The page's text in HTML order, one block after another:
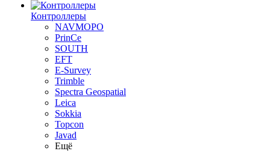
Контроллеры
NAVMOPO
PrinCe
SOUTH
EFT
E-Survey
Trimble
Spectra Geospatial
Leica
Sokkia
Topcon
Javad
Ещё